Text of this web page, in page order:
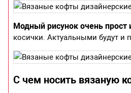
Модный рисунок очень
косички. Актуальными будут
С чем носить вязаную